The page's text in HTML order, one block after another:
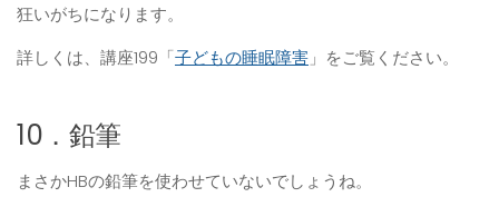
狂いがちになります。
詳しくは、講座199「子どもの睡眠障害 」をご覧ください。
10．鉛筆
まさかHBの鉛筆を使わせていないでしょうね。